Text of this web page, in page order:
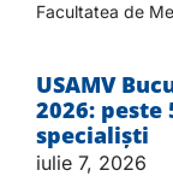
Facultatea de
USAMV
2026:
specialiști
iulie 7, 2026